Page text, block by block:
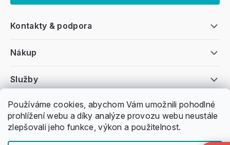
Používáme cookies, abychom Vám umožnili pohodlné
prohlížení webu a díky analýze provozu webu neustále
zlepšovali jeho funkce, výkon a použitelnost.
Všeobecné informace
Nákup
Kontakty & podpora
Služby